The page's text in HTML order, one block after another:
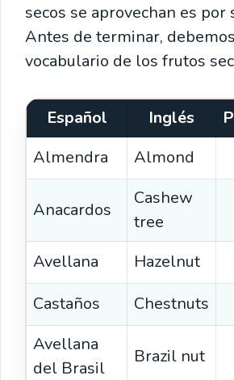
secos se aprovechan es por
Antes de terminar,
vocabulario de los frutos
Español Inglés
Almendra
Almond
Anacardos
Cashew
tree
Avellana Hazelnut
Castaños Chestnuts
Avellana
del Brasil
Brazil nut